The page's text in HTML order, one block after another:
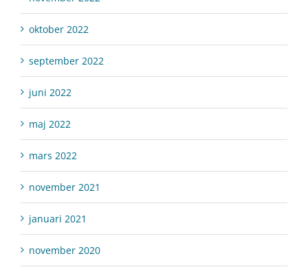
oktober 2022
september 2022
juni 2022
maj 2022
mars 2022
november 2021
januari 2021
november 2020